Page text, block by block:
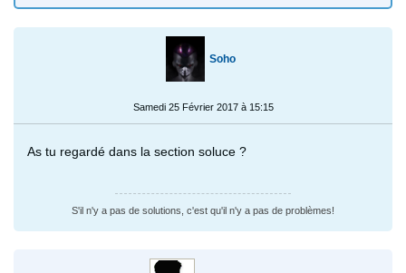
Soho
Samedi 25 Février 2017 à 15:15
As tu regardé dans la section soluce ?
S'il n'y a pas de solutions, c'est qu'il n'y a pas de problèmes!